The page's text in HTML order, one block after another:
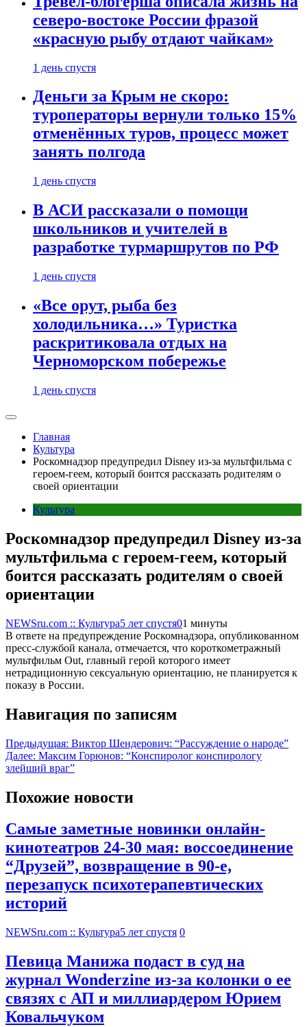
северо-востоке России фразой
«красную рыбу отдают чайкам»
1 день спустя
Деньги за Крым не скоро:
туроператоры вернули только 15%
отменённых туров, процесс может
занять полгода
1 день спустя
В АСИ рассказали о помощи
школьников и учителей в
разработке турмаршрутов по РФ
1 день спустя
«Все орут, рыба без
холодильника…» Туристка
раскритиковала отдых на
Черноморском побережье
1 день спустя
Главная
Культура
Роскомнадзор предупредил Disney из-за мультфильма c
героем-геем, который боится рассказать родителям о
своей ориентации
Культура
Роскомнадзор предупредил Disney из-за
мультфильма c героем-геем, который
боится рассказать родителям о своей
ориентации
NEWSru.com :: Культура5 лет спустя01 минуты
В ответе на предупреждение Роскомнадзора, опубликованном
пресс-службой канала, отмечается, что короткометражный
мультфильм Out, главный герой которого имеет
нетрадиционную сексуальную ориентацию, не планируется к
показу в России.
Навигация по записям
Предыдущая: Виктор Шендерович: “Рассуждение о народе”
Далее: Максим Горюнов: “Конспиролог конспирологу
злейший враг”
Похожие новости
Самые заметные новинки онлайн-
кинотеатров 24-30 мая: воссоединение
“Друзей”, возвращение в 90-е,
перезапуск психотерапевтических
историй
NEWSru.com :: Культура5 лет спустя 0
Певица Манижа подаст в суд на
журнал Wonderzine из-за колонки о ее
связях с АП и миллиардером Юрием
Ковальчуком